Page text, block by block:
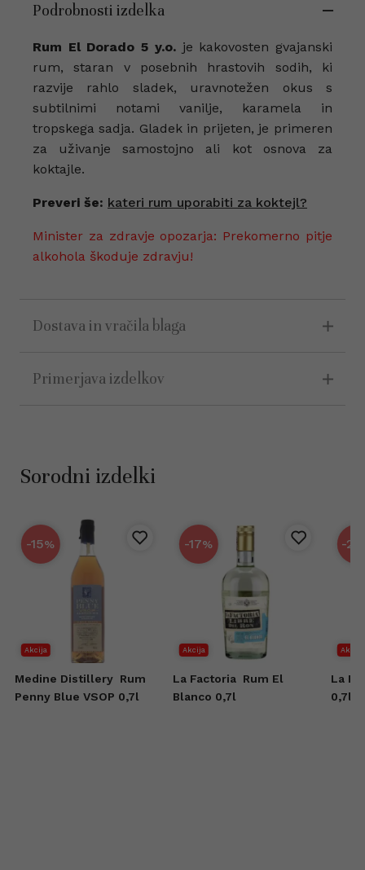
Podrobnosti izdelka
Rum El Dorado 5 y.o.je kakovosten gvajanski
rum, staran v posebnih hrastovih sodih, ki
razvije rahlo sladek, uravnotežen okus s
subtilnimi notami vanilje, karamela in
tropskega sadja. Gladek in prijeten, je primeren
za uživanje samostojno ali kot osnova za
koktajle.
Preveri še: kateri rum uporabiti za koktejl?
Minister za zdravje opozarja: Prekomerno pitje
alkohola škoduje zdravju!
Dostava in vračila blaga
Primerjava izdelkov
Sorodni izdelki
-15%
Akcija
Medine Distillery Rum
Penny Blue VSOP 0,7l
-17%
Akcija
La Factoria Rum El
Blanco 0,7l
-25
Akcija
La
0,7l